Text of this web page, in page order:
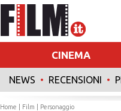
CINEMA
NEWS • RECENSIONI •
Home Film | Personaggio